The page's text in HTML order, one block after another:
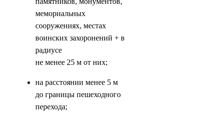
мемориальных
сооружениях, местах
воинских захоронений + в
радиусе
не менее 25 м от них;
на расстоянии менее 5 м
до границы пешеходного
перехода;